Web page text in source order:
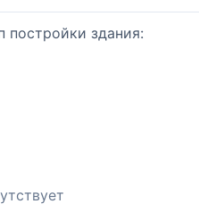
постройки здания: